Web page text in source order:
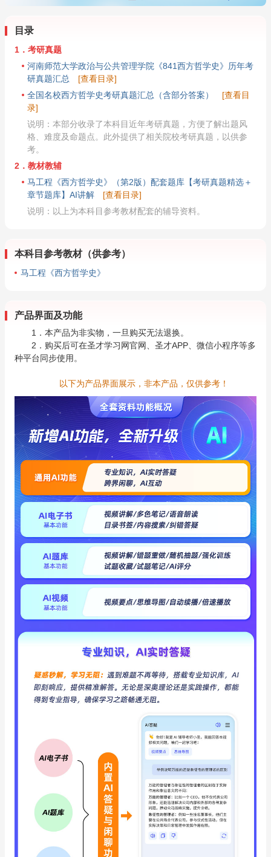
目录
1．考研真题
河南师范大学政治与公共管理学院《841西方哲学史》历年考
研真题汇总
[查看目录]
全国名校西方哲学史考研真题汇总（含部分答案）
[查看目
录]
说明：本部分收录了本科目近年考研真题，方便了解出题风
格、难度及命题点。此外提供了相关院校考研真题，以供参
考。
2．教材教辅
马工程《西方哲学史》（第2版）配套题库【考研真题精选＋
章节题库】AI讲解
[查看目录]
说明：以上为本科目参考教材配套的辅导资料。
本科目参考教材（供参考）
马工程《西方哲学史》
产品界面及功能
1．本产品为非实物，一旦购买无法退换。
2．购买后可在圣才学习网官网、圣才APP、微信小程序等多
种平台同步使用。
以下为产品界面展示，非本产品，仅供参考！